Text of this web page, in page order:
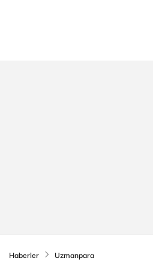
Haberler Uzmanpara